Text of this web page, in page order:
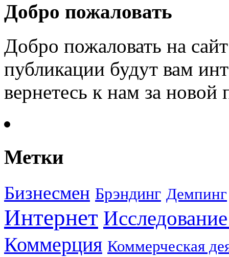
Добро пожаловать
Добро пожаловать на
публикации будут вам
вернетесь к нам за
Метки
Бизнесмен Брэндинг Демпинг
Интернет
Коммерция Коммерческая